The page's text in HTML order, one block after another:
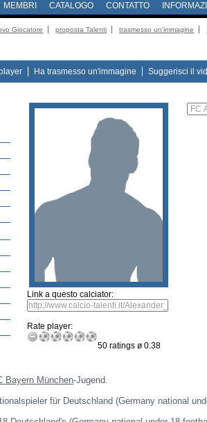
MEMBRI CATALOGO CONTATTO
Giocatore proposta Talenti trasmesso un'immagine
Ha trasmesso un'immagine Suggerisci il
Link a questo calciator:
Rate player:
50 ratings ø 0.38
Bayern München-Jugend.
für Deutschland (Germany national